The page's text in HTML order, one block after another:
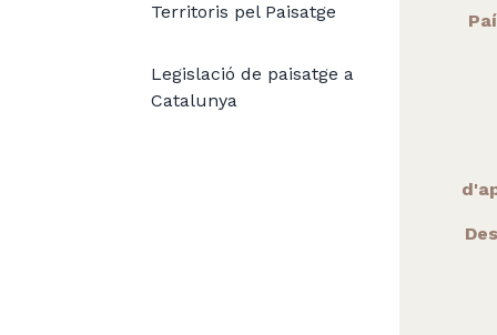
Territoris pel Paisatge
Legislació de paisatge a
Catalunya